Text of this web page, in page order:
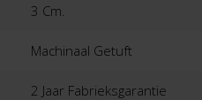
3 Cm.
Machinaal Getuft
2 Jaar Fabrieksgarantie